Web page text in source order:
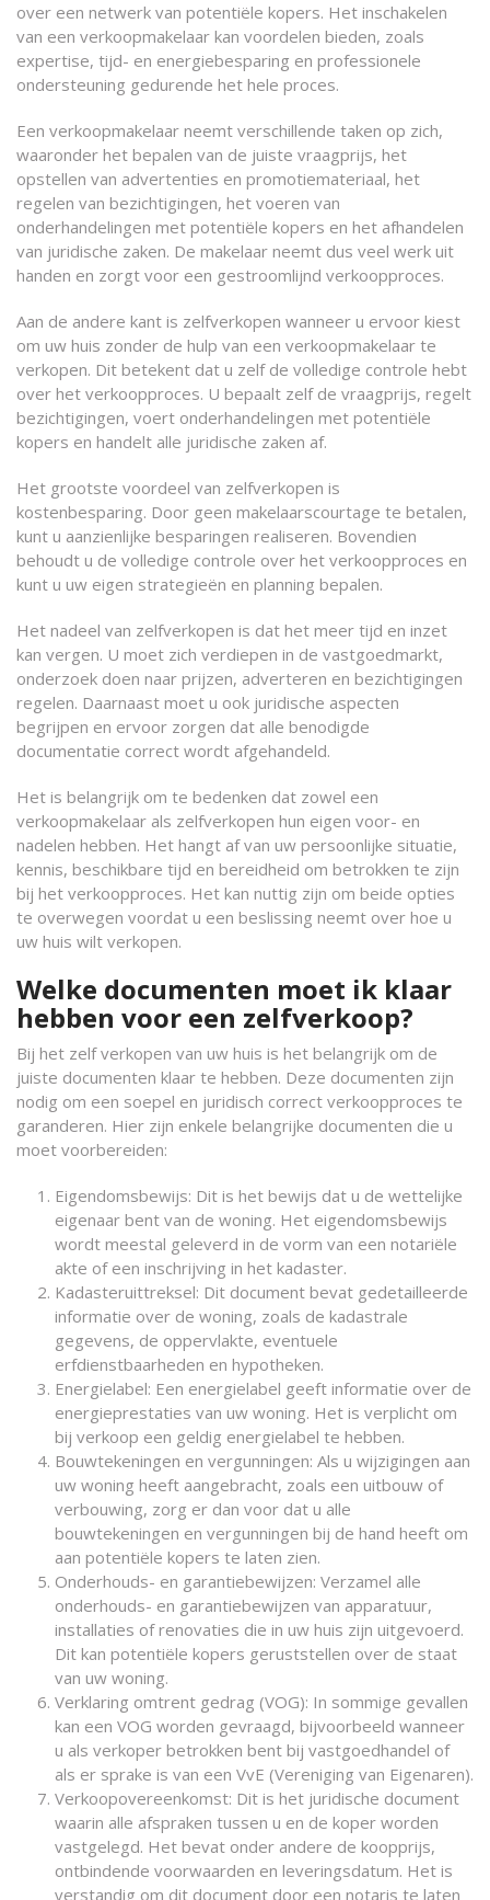
over een netwerk van potentiële kopers. Het inschakelen
van een verkoopmakelaar kan voordelen bieden, zoals
expertise, tijd- en energiebesparing en professionele
ondersteuning gedurende het hele proces.
Een verkoopmakelaar neemt verschillende taken op zich,
waaronder het bepalen van de juiste vraagprijs, het
opstellen van advertenties en promotiemateriaal, het
regelen van bezichtigingen, het voeren van
onderhandelingen met potentiële kopers en het afhandelen
van juridische zaken. De makelaar neemt dus veel werk uit
handen en zorgt voor een gestroomlijnd verkoopproces.
Aan de andere kant is zelfverkopen wanneer u ervoor kiest
om uw huis zonder de hulp van een verkoopmakelaar te
verkopen. Dit betekent dat u zelf de volledige controle hebt
over het verkoopproces. U bepaalt zelf de vraagprijs, regelt
bezichtigingen, voert onderhandelingen met potentiële
kopers en handelt alle juridische zaken af.
Het grootste voordeel van zelfverkopen is
kostenbesparing. Door geen makelaarscourtage te betalen,
kunt u aanzienlijke besparingen realiseren. Bovendien
behoudt u de volledige controle over het verkoopproces en
kunt u uw eigen strategieën en planning bepalen.
Het nadeel van zelfverkopen is dat het meer tijd en inzet
kan vergen. U moet zich verdiepen in de vastgoedmarkt,
onderzoek doen naar prijzen, adverteren en bezichtigingen
regelen. Daarnaast moet u ook juridische aspecten
begrijpen en ervoor zorgen dat alle benodigde
documentatie correct wordt afgehandeld.
Het is belangrijk om te bedenken dat zowel een
verkoopmakelaar als zelfverkopen hun eigen voor- en
nadelen hebben. Het hangt af van uw persoonlijke situatie,
kennis, beschikbare tijd en bereidheid om betrokken te zijn
bij het verkoopproces. Het kan nuttig zijn om beide opties
te overwegen voordat u een beslissing neemt over hoe u
uw huis wilt verkopen.
Welke documenten moet ik klaar
hebben voor een zelfverkoop?
Bij het zelf verkopen van uw huis is het belangrijk om de
juiste documenten klaar te hebben. Deze documenten zijn
nodig om een soepel en juridisch correct verkoopproces te
garanderen. Hier zijn enkele belangrijke documenten die u
moet voorbereiden:
Eigendomsbewijs: Dit is het bewijs dat u de wettelijke
eigenaar bent van de woning. Het eigendomsbewijs
wordt meestal geleverd in de vorm van een notariële
akte of een inschrijving in het kadaster.
Kadasteruittreksel: Dit document bevat gedetailleerde
informatie over de woning, zoals de kadastrale
gegevens, de oppervlakte, eventuele
erfdienstbaarheden en hypotheken.
Energielabel: Een energielabel geeft informatie over de
energieprestaties van uw woning. Het is verplicht om
bij verkoop een geldig energielabel te hebben.
Bouwtekeningen en vergunningen: Als u wijzigingen aan
uw woning heeft aangebracht, zoals een uitbouw of
verbouwing, zorg er dan voor dat u alle
bouwtekeningen en vergunningen bij de hand heeft om
aan potentiële kopers te laten zien.
Onderhouds- en garantiebewijzen: Verzamel alle
onderhouds- en garantiebewijzen van apparatuur,
installaties of renovaties die in uw huis zijn uitgevoerd.
Dit kan potentiële kopers geruststellen over de staat
van uw woning.
Verklaring omtrent gedrag (VOG): In sommige gevallen
kan een VOG worden gevraagd, bijvoorbeeld wanneer
u als verkoper betrokken bent bij vastgoedhandel of
als er sprake is van een VvE (Vereniging van Eigenaren).
Verkoopovereenkomst: Dit is het juridische document
waarin alle afspraken tussen u en de koper worden
vastgelegd. Het bevat onder andere de koopprijs,
ontbindende voorwaarden en leveringsdatum. Het is
verstandig om dit document door een notaris te laten